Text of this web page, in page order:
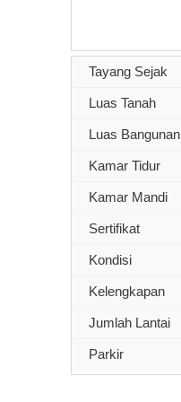
Tayang Sejak
Luas Tanah
Luas Bangunan
Kamar Tidur
Kamar Mandi
Sertifikat
Kondisi
Kelengkapan
Jumlah Lantai
Parkir